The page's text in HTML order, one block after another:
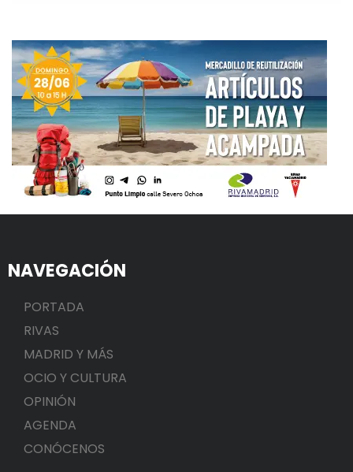
NAVEGACIÓN
PORTADA
RIVAS
MADRID Y MÁS
OCIO Y CULTURA
OPINIÓN
AGENDA
CONÓCENOS